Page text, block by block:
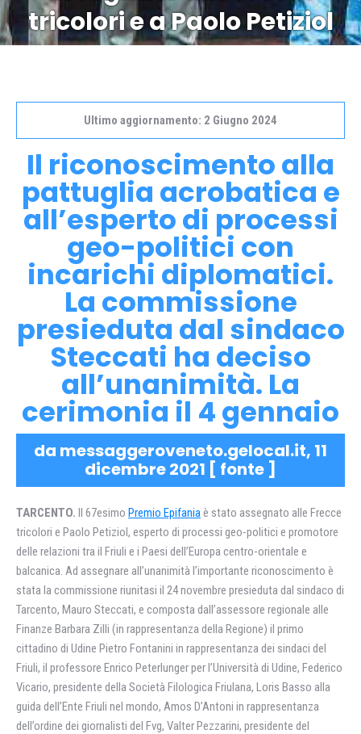
tricolori e a Paolo Petiziol
Ultimo aggiornamento: 2 Giugno 2024
Il riconoscimento alla
pattuglia acrobatica e
all’esperto di processi
geo-politici con
incarichi diplomatici.
La commissione
presieduta dal sindaco
Steccati ha deciso
all’unanimità. La
cerimonia il 4 gennaio
da messaggeroveneto.gelocal.it, 11
dicembre 2021 [ fonte ]
TARCENTO. Il 67esimo Premio Epifaniaè stato assegnato alle Frecce
tricolori e Paolo Petiziol, esperto di processi geo-politici e promotore
delle relazioni tra il Friuli e i Paesi dell’Europa centro-orientale e
balcanica. Ad assegnare all’unanimità l’importante riconoscimento è
stata la commissione riunitasi il 24 novembre presieduta dal sindaco di
Tarcento, Mauro Steccati, e composta dall’assessore regionale alle
Finanze Barbara Zilli (in rappresentanza della Regione) il primo
cittadino di Udine Pietro Fontanini in rappresentanza dei sindaci del
Friuli, il professore Enrico Peterlunger per l’Università di Udine, Federico
Vicario, presidente della Società Filologica Friulana, Loris Basso alla
guida dell’Ente Friuli nel mondo, Amos D’Antoni in rappresentanza
dell’ordine dei giornalisti del Fvg, Valter Pezzarini, presidente del